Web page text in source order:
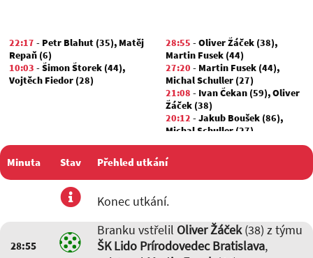
22:17 - Petr Blahut (35), Matěj
Repaň (6)
10:03 -Šimon Štorek (44),
Vojtěch Fiedor (28)
28:55 -Oliver Žáček (38),
Martin Fusek (44)
27:20 - Martin Fusek (44),
Michal Schuller (27)
21:08 - Ivan Čekan (59),Oliver
Žáček (38)
20:12 -Jakub Boušek (86),
Michal Schuller (27)
17:24-Oliver Žáček (38),Ján
Hriňa (35)
08:53
Martin Čukan (77)
06:11
Lukáš Hensel (97)
Minuta Stav Přehled utkání
Konec utkání.
28:55
Branku vstřelil Oliver Žáček(38) z týmu
ŠK Lido Prírodovedec Bratislava,